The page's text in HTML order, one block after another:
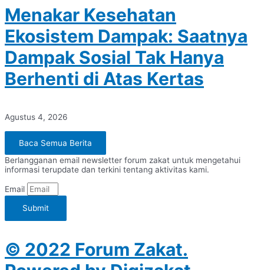
Menakar Kesehatan
Ekosistem Dampak: Saatnya
Dampak Sosial Tak Hanya
Berhenti di Atas Kertas
Agustus 4, 2026
Baca Semua Berita
Berlangganan email newsletter forum zakat untuk mengetahui
informasi terupdate dan terkini tentang aktivitas kami.
Email
Submit
© 2022 Forum Zakat.